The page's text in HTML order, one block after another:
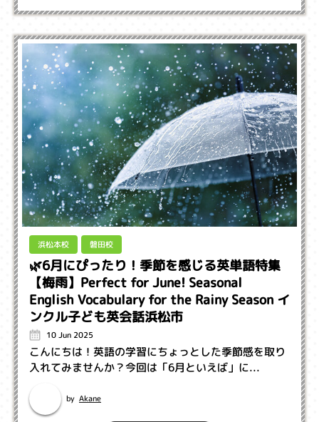
浜松本校 磐田校
🌿6月にぴったり！季節を感じる英単語特集
【梅雨】Perfect for June! Seasonal
English Vocabulary for the Rainy Season イ
ンクル子ども英会話浜松市
10 Jun 2025
こんにちは！英語の学習にちょっとした季節感を取り
入れてみませんか？今回は「6月といえば」に...
by Akane